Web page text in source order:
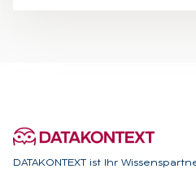
DATAKONTEXT ist Ihr